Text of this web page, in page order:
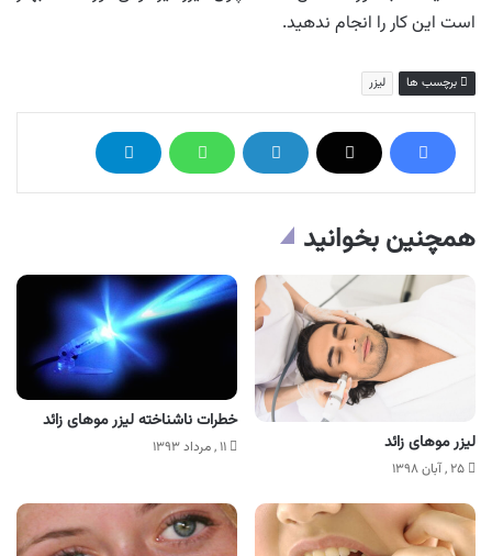
است این کار را انجام ندهید.
برچسب ها لیزر
همچنین بخوانید
لیزر موهای زائد
۲۵ , آبان ۱۳۹۸
خطرات ناشناخته لیزر موهای زائد
۱۱ , مرداد ۱۳۹۳